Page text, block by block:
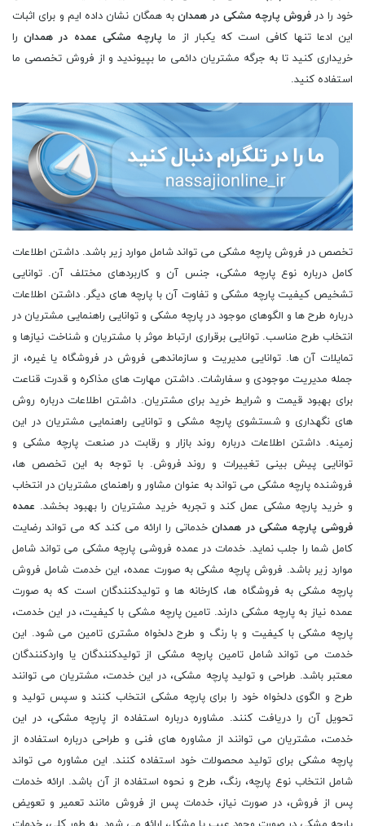
خود را در فروش پارچه مشکی در همدانبه همگان نشان داده ایم و برای اثبات
این ادعا تنها کافی است که یکبار از ما پارچه مشکی عمده در همدان را
خریداری کنید تا به جرگه مشتریان دائمی ما بپیوندید و از فروش تخصصی ما
استفاده کنید.
تخصص در فروش پارچه مشکی می تواند شامل موارد زیر باشد. داشتن اطلاعات
کامل درباره نوع پارچه مشکی، جنس آن و کاربردهای مختلف آن. توانایی
تشخیص کیفیت پارچه مشکی و تفاوت آن با پارچه های دیگر. داشتن اطلاعات
درباره طرح ها و الگوهای موجود در پارچه مشکی و توانایی راهنمایی مشتریان در
انتخاب طرح مناسب. توانایی برقراری ارتباط موثر با مشتریان و شناخت نیازها و
تمایلات آن ها. توانایی مدیریت و سازماندهی فروش در فروشگاه یا غیره، از
جمله مدیریت موجودی و سفارشات. داشتن مهارت های مذاکره و قدرت قناعت
برای بهبود قیمت و شرایط خرید برای مشتریان. داشتن اطلاعات درباره روش
های نگهداری و شستشوی پارچه مشکی و توانایی راهنمایی مشتریان در این
زمینه. داشتن اطلاعات درباره روند بازار و رقابت در صنعت پارچه مشکی و
توانایی پیش بینی تغییرات و روند فروش. با توجه به این تخصص ها،
فروشنده پارچه مشکی می تواند به عنوان مشاور و راهنمای مشتریان در انتخاب
و خرید پارچه مشکی عمل کند و تجربه خرید مشتریان را بهبود بخشد. عمده
فروشی پارچه مشکی در همدانخدماتی را ارائه می کند که می تواند رضایت
کامل شما را جلب نماید. خدمات در عمده فروشی پارچه مشکی می تواند شامل
موارد زیر باشد. فروش پارچه مشکی به صورت عمده، این خدمت شامل فروش
پارچه مشکی به فروشگاه ها، کارخانه ها و تولیدکنندگان است که به صورت
عمده نیاز به پارچه مشکی دارند. تامین پارچه مشکی با کیفیت، در این خدمت،
پارچه مشکی با کیفیت و با رنگ و طرح دلخواه مشتری تامین می شود. این
خدمت می تواند شامل تامین پارچه مشکی از تولیدکنندگان یا واردکنندگان
معتبر باشد. طراحی و تولید پارچه مشکی، در این خدمت، مشتریان می توانند
طرح و الگوی دلخواه خود را برای پارچه مشکی انتخاب کنند و سپس تولید و
تحویل آن را دریافت کنند. مشاوره درباره استفاده از پارچه مشکی، در این
خدمت، مشتریان می توانند از مشاوره های فنی و طراحی درباره استفاده از
پارچه مشکی برای تولید محصولات خود استفاده کنند. این مشاوره می تواند
شامل انتخاب نوع پارچه، رنگ، طرح و نحوه استفاده از آن باشد. ارائه خدمات
پس از فروش، در صورت نیاز، خدمات پس از فروش مانند تعمیر و تعویض